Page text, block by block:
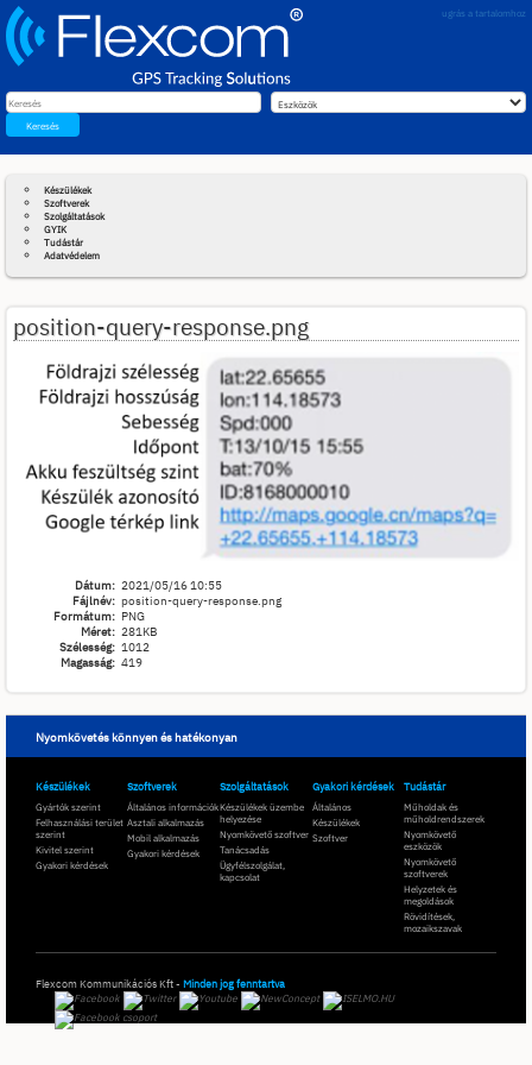
ugrás a tartalomhoz
Keresés
Készülékek
Szoftverek
Szolgáltatások
GYIK
Tudástár
Adatvédelem
position-query-response.png
Dátum: 2021/05/16 10:55
Fájlnév: position-query-response.png
Formátum: PNG
Méret: 281KB
Szélesség: 1012
Magasság: 419
Nyomkövetés könnyen és hatékonyan
Készülékek
Gyártók szerint
Felhasználási terület
szerint
Kivitel szerint
Gyakori kérdések
Szoftverek
Általános információk
Asztali alkalmazás
Mobil alkalmazás
Gyakori kérdések
Szolgáltatások
Készülékek üzembe
helyezése
Nyomkövető szoftver
Tanácsadás
Ügyfélszolgálat,
kapcsolat
Gyakori kérdések
Általános
Készülékek
Szoftver
Tudástár
Műholdak és
műholdrendszerek
Nyomkövető
eszközök
Nyomkövető
szoftverek
Helyzetek és
megoldások
Rövidítések,
mozaikszavak
Flexcom Kommunikációs Kft - Minden jog fenntartva